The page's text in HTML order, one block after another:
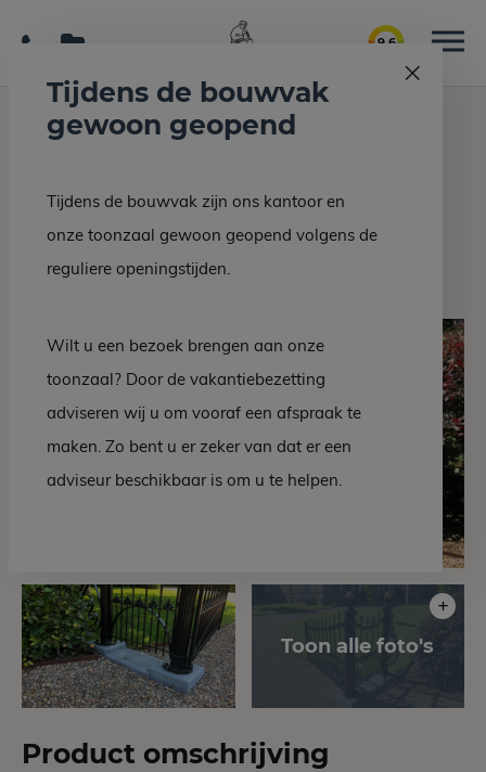
9.6
Home Interieur/bouw Onderbouw hekwerken
Onderbouw hekwerken
Product omschrijving
Tijdens de bouwvak
gewoon geopend
Tijdens de bouwvak zijn ons kantoor en
onze toonzaal gewoon geopend volgens de
reguliere openingstijden.
Wilt u een bezoek brengen aan onze
toonzaal? Door de vakantiebezetting
adviseren wij u om vooraf een afspraak te
maken. Zo bent u er zeker van dat er een
adviseur beschikbaar is om u te helpen.